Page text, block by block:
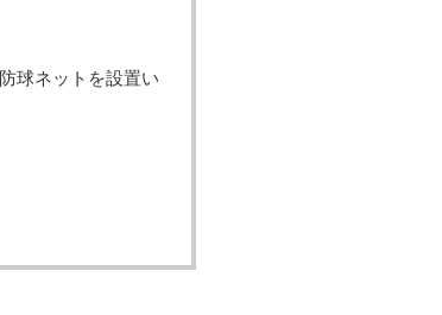
球ネットを設置い